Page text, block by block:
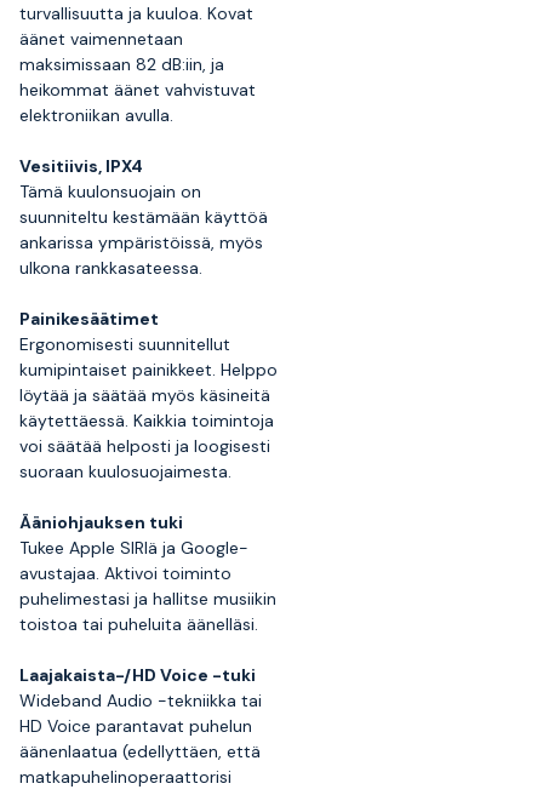
turvallisuutta ja kuuloa. Kovat
äänet vaimennetaan
maksimissaan 82 dB:iin, ja
heikommat äänet vahvistuvat
elektroniikan avulla.
Vesitiivis, IPX4
Tämä kuulonsuojain on
suunniteltu kestämään käyttöä
ankarissa ympäristöissä, myös
ulkona rankkasateessa.
Painikesäätimet
Ergonomisesti suunnitellut
kumipintaiset painikkeet. Helppo
löytää ja säätää myös käsineitä
käytettäessä. Kaikkia toimintoja
voi säätää helposti ja loogisesti
suoraan kuulosuojaimesta.
Ääniohjauksen tuki
Tukee Apple SIRIä ja Google-
avustajaa. Aktivoi toiminto
puhelimestasi ja hallitse musiikin
toistoa tai puheluita äänelläsi.
Laajakaista-/HD Voice -tuki
Wideband Audio -tekniikka tai
HD Voice parantavat puhelun
äänenlaatua (edellyttäen, että
matkapuhelinoperaattorisi